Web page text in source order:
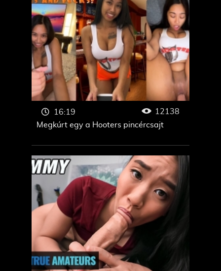
Megkúrt egy a Hooters pincércsajt
16:19 12138